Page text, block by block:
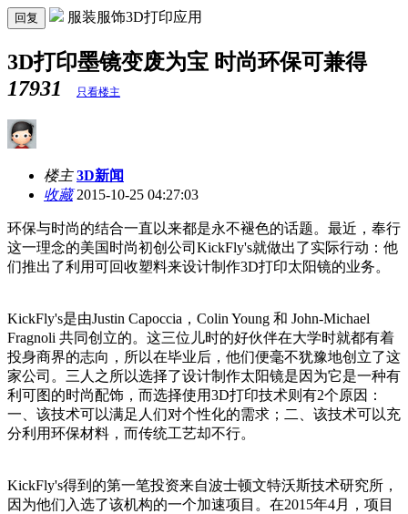
回复 服装服饰3D打印应用
3D打印墨镜变废为宝 时尚环保可兼得
17931
只看楼主
楼主 3D新闻
收藏2015-10-25 04:27:03
环保与时尚的结合一直以来都是永不褪色的话题。最近，奉行
这一理念的美国时尚初创公司KickFly's就做出了实际行动：他
们推出了利用可回收塑料来设计制作3D打印太阳镜的业务。
KickFly's是由Justin Capoccia，Colin Young 和 John-Michael
Fragnoli 共同创立的。这三位儿时的好伙伴在大学时就都有着
投身商界的志向，所以在毕业后，他们便毫不犹豫地创立了这
家公司。三人之所以选择了设计制作太阳镜是因为它是一种有
利可图的时尚配饰，而选择使用3D打印技术则有2个原因：
一、该技术可以满足人们对个性化的需求；二、该技术可以充
分利用环保材料，而传统工艺却不行。
KickFly's得到的第一笔投资来自波士顿文特沃斯技术研究所，
因为他们入选了该机构的一个加速项目。在2015年4月，项目